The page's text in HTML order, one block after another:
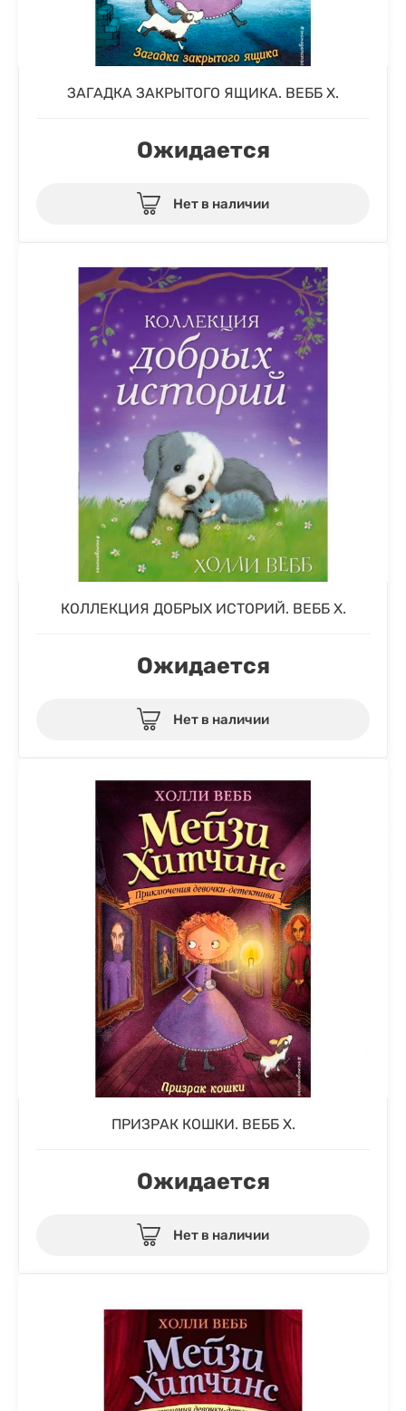
ЗАГАДКА ЗАКРЫТОГО ЯЩИКА. ВЕББ Х.
Ожидается
Нет в наличии
КОЛЛЕКЦИЯ ДОБРЫХ ИСТОРИЙ. ВЕББ Х.
Ожидается
Нет в наличии
ПРИЗРАК КОШКИ. ВЕББ Х.
Ожидается
Нет в наличии